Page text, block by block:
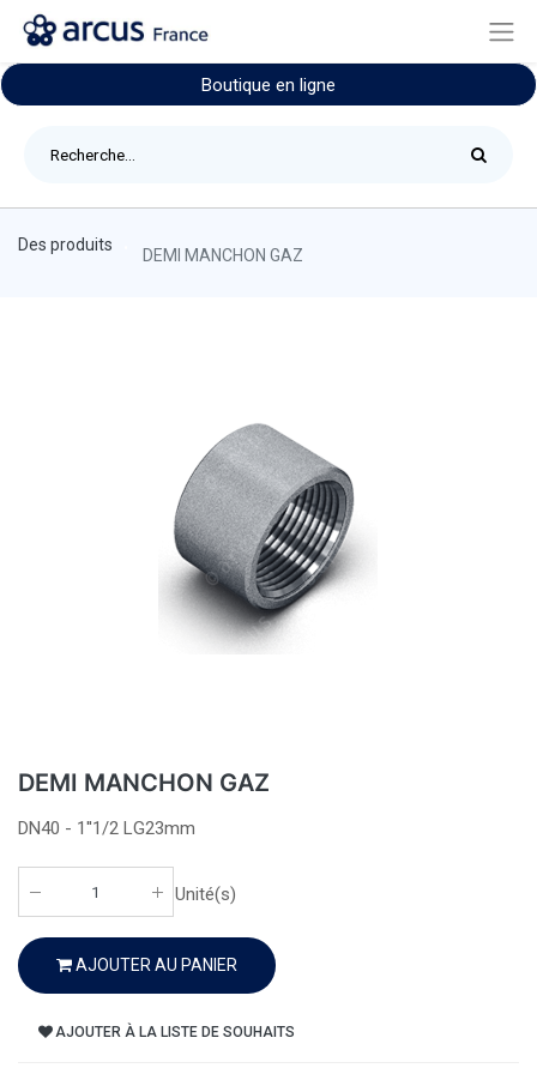
Boutique en ligne
Des produits
DEMI MANCHON GAZ
DEMI MANCHON GAZ
DN40 - 1''1/2 LG23mm
Unité(s)
AJOUTER AU PANIER
AJOUTER À LA LISTE DE SOUHAITS